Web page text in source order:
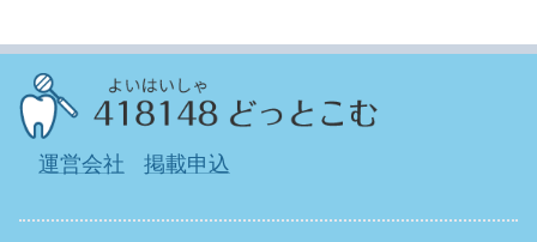
運営会社 掲載申込